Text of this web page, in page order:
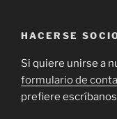
HACERSE
Si quiere unirse a
formulario de
prefiere